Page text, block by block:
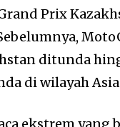
Prix
ditunda
di wilayah